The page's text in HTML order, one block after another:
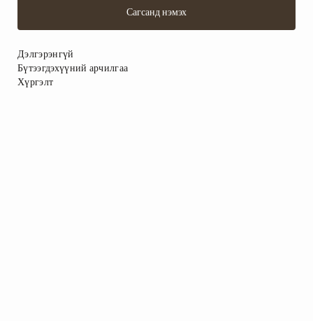
Сагсанд нэмэх
Дэлгэрэнгүй
Бүтээгдэхүүний арчилгаа
Хүргэлт